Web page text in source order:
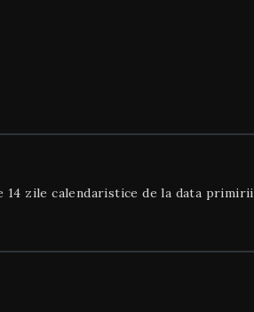
zile calendaristice de la data primirii